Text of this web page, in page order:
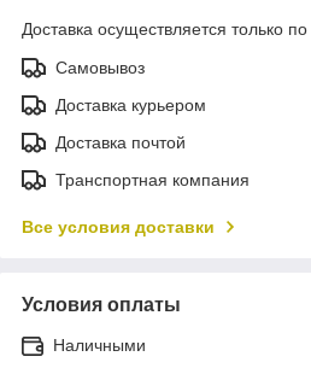
Доставка осуществляется только
Самовывоз
Доставка курьером
Доставка почтой
Транспортная компания
Все условия доставки
Условия оплаты
Наличными